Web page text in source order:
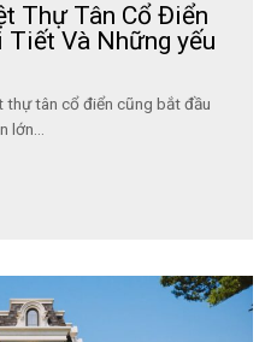
Thự Tân Cổ Điển
Tiết Và Những yếu
thự tân cổ điển cũng bắt đầu